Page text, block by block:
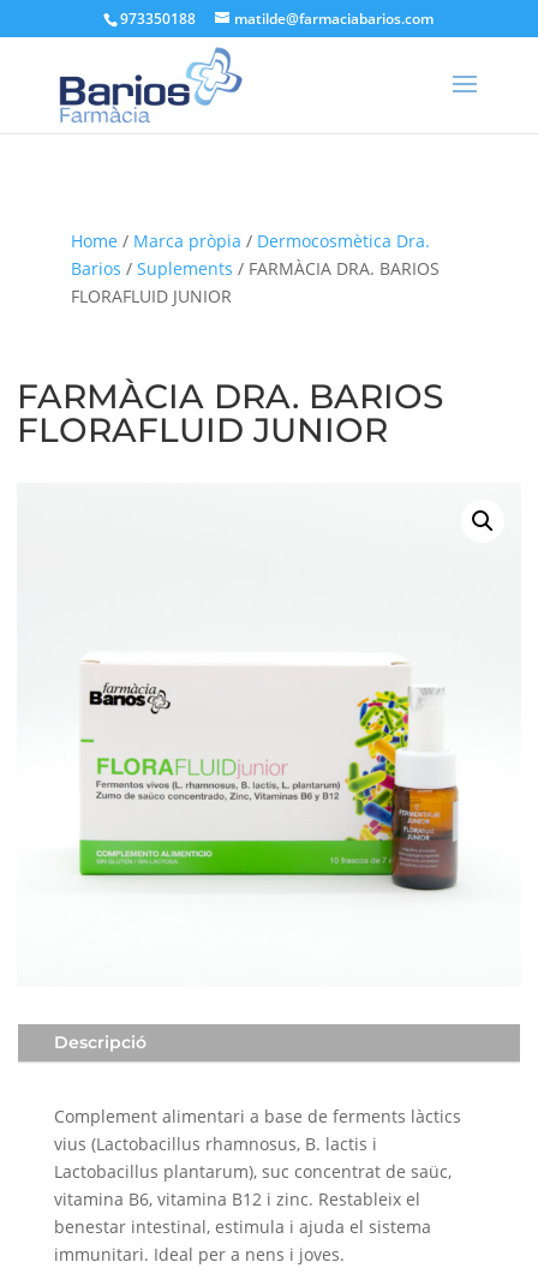
973350188 matilde@farmaciabarios.com
Home / Marca pròpia / Dermocosmètica Dra.
Barios / Suplements / FARMÀCIA DRA. BARIOS
FLORAFLUID JUNIOR
FARMÀCIA DRA. BARIOS
FLORAFLUID JUNIOR
Descripció
Complement alimentari a base de ferments làctics
vius (Lactobacillus rhamnosus, B. lactis i
Lactobacillus plantarum), suc concentrat de saüc,
vitamina B6, vitamina B12 i zinc. Restableix el
benestar intestinal, estimula i ajuda el sistema
immunitari. Ideal per a nens i joves.